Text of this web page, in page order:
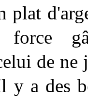
plat
force
de ne
a des